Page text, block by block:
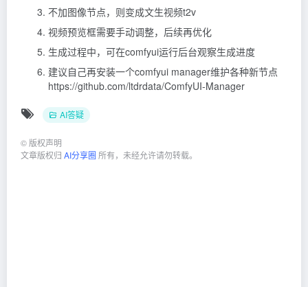
不加图像节点，则变成文生视频t2v
视频预览框需要手动调整，后续再优化
生成过程中，可在comfyui运行后台观察生成进度
建议自己再安装一个comfyui manager维护各种新节点
https://github.com/ltdrdata/ComfyUI-Manager
AI答疑
© 版权声明
文章版权归 AI分享圈 所有，未经允许请勿转载。